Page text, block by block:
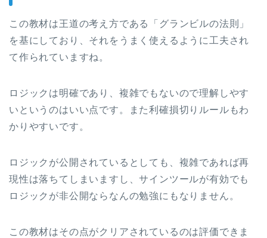
この教材は王道の考え方である「グランビルの法則」
を基にしており、それをうまく使えるように工夫され
て作られていますね。
ロジックは明確であり、複雑でもないので理解しやす
いというのはいい点です。また利確損切りルールもわ
かりやすいです。
ロジックが公開されているとしても、複雑であれば再
現性は落ちてしまいますし、サインツールが有効でも
ロジックが非公開ならなんの勉強にもなりません。
この教材はその点がクリアされているのは評価できま